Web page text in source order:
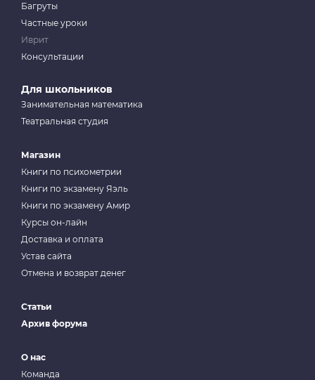
Багруты
Частные уроки
Иврит
Консультации
Для школьников
Занимательная математика
Театральная студия
Магазин
Книги по психометрии
Книги по экзамену Яэль
Книги по экзамену Амир
Курсы он-лайн
Доставка и оплата
Устав сайта
Отмена и возврат денег
Статьи
Архив форума
О нас
Команда